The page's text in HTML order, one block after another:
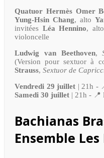
Quatuor Hermès Omer
Yung-Hsin Chang, alto
invitées Léa Hennino, alto
violoncelle
Ludwig van Beethoven,
(Version pour sextuor à
Strauss, Sextuor de
Vendredi 29 juillet | 21h -
Samedi 30 juillet | 21h - 📍
Bachianas
Ensemble